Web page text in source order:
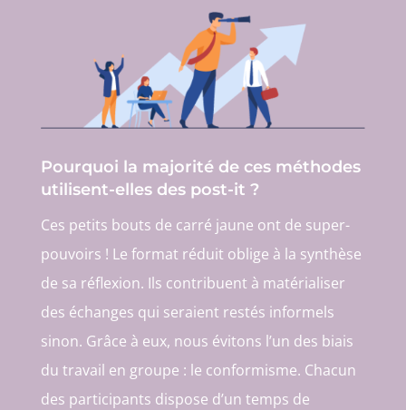
Pourquoi la majorité de ces méthodes
utilisent-elles des post-it ?
Ces petits bouts de carré jaune ont de super-
pouvoirs ! Le format réduit oblige à la synthèse
de sa réflexion. Ils contribuent à matérialiser
des échanges qui seraient restés informels
sinon. Grâce à eux, nous évitons l’un des biais
du travail en groupe : le conformisme. Chacun
des participants dispose d’un temps de